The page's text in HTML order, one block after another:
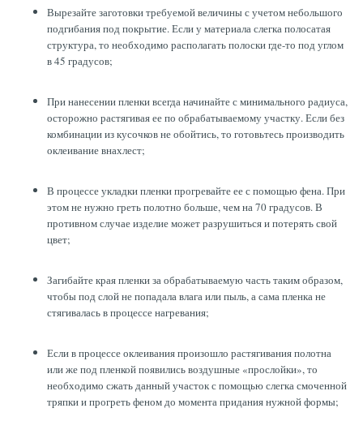
Вырезайте заготовки требуемой величины с учетом небольшого
подгибания под покрытие. Если у материала слегка полосатая
структура, то необходимо располагать полоски где-то под углом
в 45 градусов;
При нанесении пленки всегда начинайте с минимального радиуса,
осторожно растягивая ее по обрабатываемому участку. Если без
комбинации из кусочков не обойтись, то готовьтесь производить
оклеивание внахлест;
В процессе укладки пленки прогревайте ее с помощью фена. При
этом не нужно греть полотно больше, чем на 70 градусов. В
противном случае изделие может разрушиться и потерять свой
цвет;
Загибайте края пленки за обрабатываемую часть таким образом,
чтобы под слой не попадала влага или пыль, а сама пленка не
стягивалась в процессе нагревания;
Если в процессе оклеивания произошло растягивания полотна
или же под пленкой появились воздушные «прослойки», то
необходимо сжать данный участок с помощью слегка смоченной
тряпки и прогреть феном до момента придания нужной формы;